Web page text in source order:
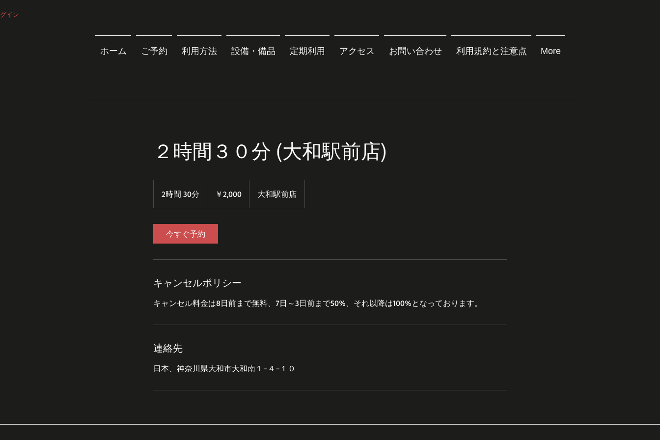
イン
ホーム ご予約 利用方法 設備・備品 定期利用 アクセス お問い合わせ 利用規約と注意点 More
２時間３０分 (大和駅前店)
2時間 30分
時
3
0
￥2,000 大和駅前店
今すぐ予約
キャンセルポリシー
連絡先
日本、神奈川県大和市大和南１−４−１０